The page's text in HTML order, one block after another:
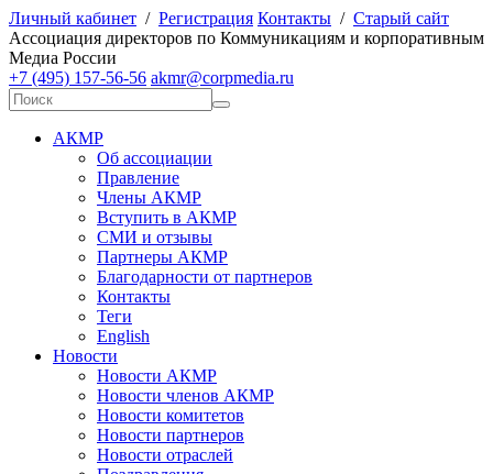
Личный кабинет / Регистрация Контакты / Старый сайт
Ассоциация директоров по Коммуникациям и корпоративным
Медиа России
+7 (495) 157-56-56 akmr@corpmedia.ru
АКМР
Об ассоциации
Правление
Члены АКМР
Вступить в АКМР
СМИ и отзывы
Партнеры АКМР
Благодарности от партнеров
Контакты
Теги
English
Новости
Новости АКМР
Новости членов АКМР
Новости комитетов
Новости партнеров
Новости отраслей